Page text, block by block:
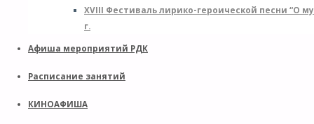
XVIII Фестиваль лирико-героической песни “О
г.
Афиша мероприятий РДК
Расписание занятий
КИНОАФИША